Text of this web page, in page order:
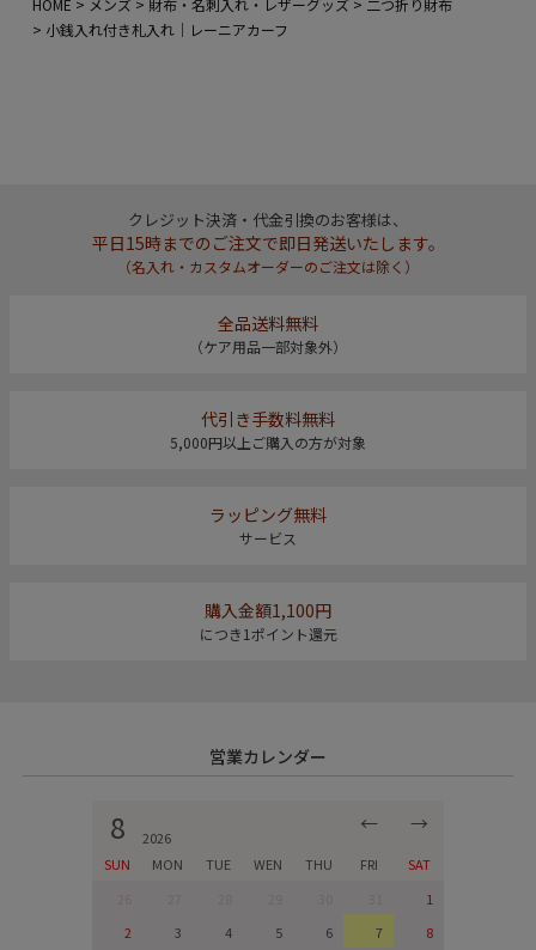
小銭入れ付き札入れ｜レーニアカーフ
クレジット決済・代金引換のお客様は、
平日15時までのご注文で即日発送いたします。
（名入れ・カスタムオーダーのご注文は除く）
全品送料無料
（ケア用品一部対象外）
代引き手数料無料
5,000円以上ご購入の方が対象
ラッピング無料
サービス
購入金額1,100円
につき1ポイント還元
営業カレンダー
8 2026
← →
SUN MON TUE WEN THU FRI
SAT
1
2
3 4 5 6 7
8